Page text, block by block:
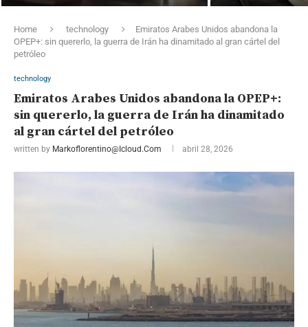
Home technology
Emiratos Arabes Unidos abandona la
OPEP+: sin quererlo, la guerra de Irán ha dinamitado al gran cártel del
petróleo
technology
Emiratos Arabes Unidos abandona la OPEP+:
sin quererlo, la guerra de Irán ha dinamitado
al gran cártel del petróleo
written by Markoflorentino@icloud.com abril 28, 2026